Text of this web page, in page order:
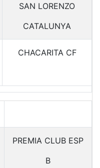
SAN LORENZO
CATALUNYA
CHACARITA CF
PREMIA CLUB ESP
B